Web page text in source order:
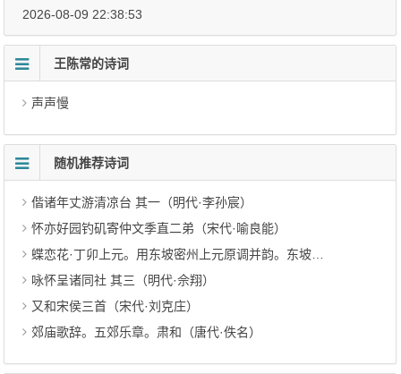
2026-08-09 22:38:53
王陈常的诗词
声声慢
随机推荐诗词
偕诸年丈游清凉台 其一（明代·李孙宸）
怀亦好园钓矶寄仲文季直二弟（宋代·喻良能）
蝶恋花·丁卯上元。用东坡密州上元原调并韵。东坡此词不胜今昔之感，予之所感，重足哀者（清代·魏元戴）
咏怀呈诸同社 其三（明代·佘翔）
又和宋侯三首（宋代·刘克庄）
郊庙歌辞。五郊乐章。肃和（唐代·佚名）